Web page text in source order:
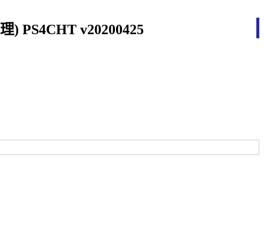
) PS4CHT v20200425